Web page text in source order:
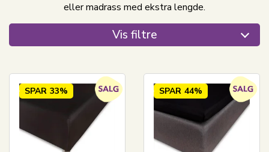
eller madrass med ekstra lengde.
Vis filtre
SPAR 33% SPAR 44%